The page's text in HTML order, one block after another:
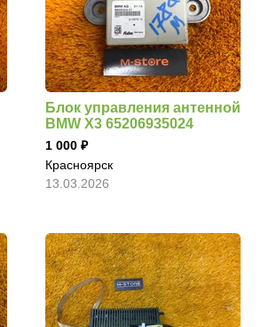
Блок управления антенной
BMW X3 65206935024
1 000
Красноярск
13.03.2026